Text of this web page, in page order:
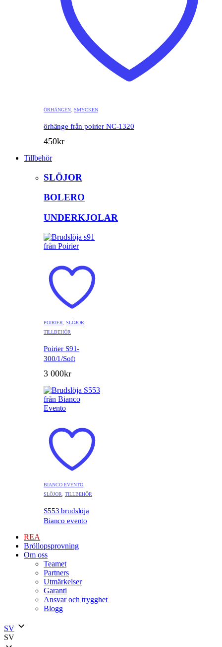
ÖRHÄNGEN SMYCKEN
örhänge från poirier NC-1320
450kr
Tillbehör
SLÖJOR
BOLERO
UNDERKJOLAR
POIRIER SLÖJOR
TILLBEHÖR
Poirier S91-
300/1/Soft
3 000kr
BIANCO EVENTO,
SLÖJOR, TILLBEHÖR
S553 brudslöja
Bianco evento
REA
Bröllopsprovning
Om oss
Teamet
Partners
Utmärkelser
Garanti
Ansvar och trygghet
Blogg
SV
SV